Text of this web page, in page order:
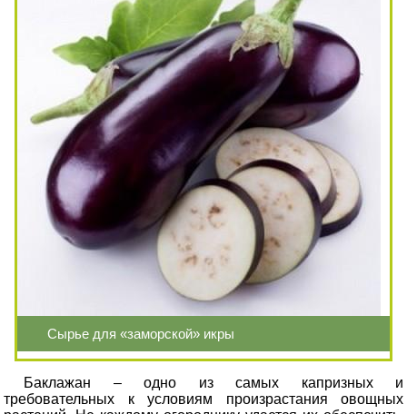
Сырье для «заморской» икры
Баклажан – одно из самых капризных и
требовательных к условиям произрастания овощных